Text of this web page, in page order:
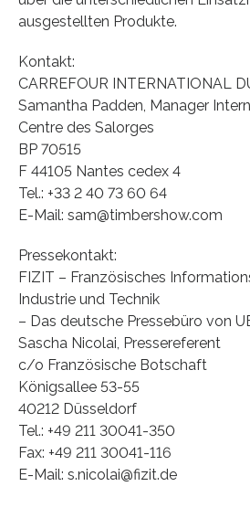
ausgestellten Produkte.
Kontakt:
CARREFOUR INTERNATIONAL
Samantha Padden, Manager
Centre des Salorges
BP 70515
F 44105 Nantes cedex 4
Tel.: +33 2 40 73 60 64
E-Mail: sam@timbershow.com
Pressekontakt:
FIZIT – Französisches
Industrie und Technik
– Das deutsche Pressebüro von
Sascha Nicolai, Pressereferent
c/o Französische Botschaft
Königsallee 53-55
40212 Düsseldorf
Tel.: +49 211 30041-350
Fax: +49 211 30041-116
E-Mail: s.nicolai@fizit.de